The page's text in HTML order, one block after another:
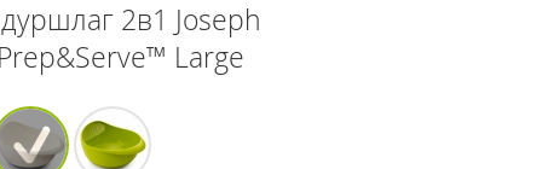
2в1 Joseph
Large